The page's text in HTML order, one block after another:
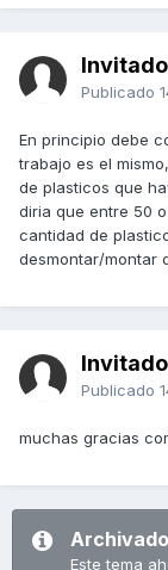
Publicado
En principio debe
trabajo es el
de plasticos que
diria que entre 50
cantidad de
desmontar/montar
Publicado
muchas gracias
Archivado
Este tema